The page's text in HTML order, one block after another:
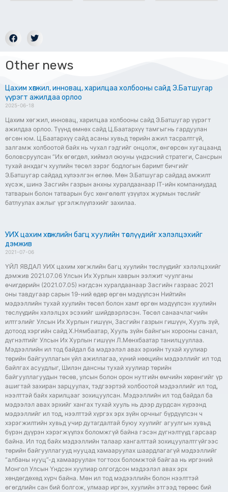
Other news
Цахим хөгжил, инновац, харилцаа холбооны сайд Э.Батшугар
үүрэгт ажилдаа орлоо
2025-06-18
Цахим хөгжил, инновац, харилцаа холбооны сайд Э.Батшугар үүрэгт
ажилдаа орлоо. Түүнд өмнөх сайд Ц.Баатархүү тамгыгнь гардуулан
өгсөн юм. Ц.Баатархүү сайд асаны хувьд төрийн ажил тасралтгүй,
залгамж холбоотой байх нь чухал гэдгийг онцолж, өнгөрсөн хугацаанд
боловсруулсан “Их өгөгдөл, хиймэл оюуны үндэсний стратеги, Сансрын
тухай анхдагч хуулийн төсөл зэрэг бодлогын баримт бичгийг
Э.Батшугар сайдад хүлээлгэн өглөө. Мөн Э.Батшугар сайдад амжилт
хүсэж, шинэ Засгийн газрын анхны хуралдаанаар IT-ийн компаниудад
татварын болон татварын бус хөнгөлөлт үзүүлэх журмын төслийг
батлуулах ажлыг үргэлжлүүлэхийг захилаа.
УИХ цахим хөгжлийн багц хуулийн төслүүдийг хэлэлцэхийг
дэмжив
2021-07-06
ҮЙЛ ЯВДАЛ УИХ цахим хөгжлийн багц хуулийн төслүүдийг хэлэлцэхийг
дэмжив 2021.07.06 Улсын Их Хурлын хаврын ээлжит чуулганы
өчигдөрийн (2021.07.05) нэгдсэн хуралдаанаар Засгийн газраас 2021
оны тавдугаар сарын 19-ний өдөр өргөн мэдүүлсэн Нийтийн
мэдээллийн тухай хуулийн төсөл болон хамт өргөн мэдүүлсэн хуулийн
төслүүдийн хэлэлцэх эсэхийг шийдвэрлэсэн. Төсөл санаачлагчийн
илтгэлийг Улсын Их Хурлын гишүүн, Засгийн газрын гишүүн, Хууль зүй,
дотоод хэргийн сайд Х.Нямбаатар, Хууль зүйн байнгын хорооны санал,
дүгнэлтийг Улсын Их Хурлын гишүүн Л.Мөнхбаатар танилцууллаа.
Мэдээллийн ил тод байдал ба мэдээлэл авах эрхийн тухай хуулиар
төрийн байгууллагын үйл ажиллагаа, хүний нөөцийн мэдээллийг ил тод
байлгах асуудлыг, Шилэн дансны тухай хуулиар төрийн
байгууллагуудын төсөв, улсын болон орон нутгийн өмчийн хөрөнгийг үр
ашигтай захиран зарцуулах, тэдгээртэй холбоотой мэдээллийг ил тод,
нээлттэй байх харилцааг зохицуулсан. Мэдээллийн ил тод байдал ба
мэдээлэл авах эрхийг хангах тухай хууль нь дээр дурдсан хүрээнд
мэдээллийг ил тод, нээлттэй хүргэх эрх зүйн орчныг бүрдүүлсэн ч
хэрэгжилтийн хувьд учир дутагдалтай буюу хуулийг агуулгын хувьд
бүрэн дүүрэн хэрэгжүүлэх боломжгүй байна гэсэн дүгнэлтүүд гарсаар
байна. Ил тод байх мэдээллийн талаар хангалттай зохицуулалтгүйгээс
төрийн байгууллагууд нууцад хамааруулах шаардлагагүй мэдээллийг
“албаны нууц”-д хамааруулан тогтоох боломжтой байгаа нь иргэний
Монгол Улсын Үндсэн хуулиар олгогдсон мэдээлэл авах эрх
хөндөгдөхөд хүрч байна. Мөн ил тод мэдээллийн болон нээлттэй
өгөгдлийн сан бий болгож, улмаар иргэн, хуулийн этгээд төрөөс бий